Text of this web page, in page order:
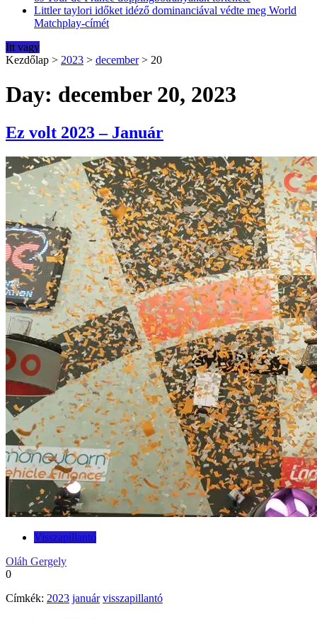
Littler taylori időket idéző dominanciával védte meg World
Matchplay-címét
Itt vagy
Kezdőlap > 2023 > december > 20
Day: december 20, 2023
Ez volt 2023 – Január
Visszapillantó
Oláh Gergely
0
Címkék: 2023 január visszapillantó